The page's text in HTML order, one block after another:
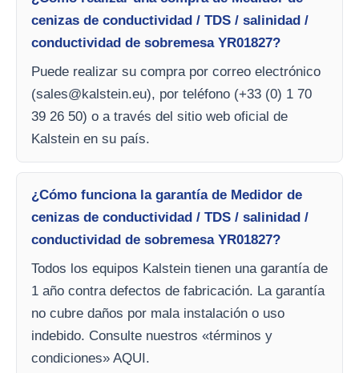
cenizas de conductividad / TDS / salinidad /
conductividad de sobremesa YR01827?
Puede realizar su compra por correo electrónico
(sales@kalstein.eu), por teléfono (+33 (0) 1 70
39 26 50) o a través del sitio web oficial de
Kalstein en su país.
¿Cómo funciona la garantía de Medidor de
cenizas de conductividad / TDS / salinidad /
conductividad de sobremesa YR01827?
Todos los equipos Kalstein tienen una garantía de
1 año contra defectos de fabricación. La garantía
no cubre daños por mala instalación o uso
indebido. Consulte nuestros «términos y
condiciones» AQUI.